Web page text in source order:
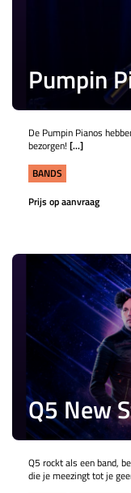
Pumpin
De Pumpin Pianos
bezorgen! [...]
BANDS
Prijs op aanvraag
Q5 New
Q5 rockt als een band,
die je meezingt tot je